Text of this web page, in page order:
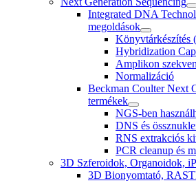
Integrated DNA
megoldások
Könyvtárkészítés
Hybridization
Amplikon
Normalizáció
Beckman Coulter Next
termékek
NGS-ben
DNS és
RNS extrakciós
PCR cleanup és
3D Szferoidok, Organoidok,
3D Bionyomtató,